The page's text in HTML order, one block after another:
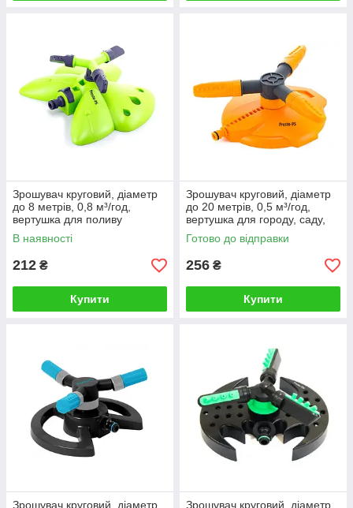
ПІДГОТОВКА ПРОЕКТУ
Наші співробітники надають послуги з
проектування системи поливу для
мешканців усієї України. Ми розробимо
комплексний проект системи, а якщо
покупець замовить комплект обладнання, ми
ТОВАРИ В НАЯВНОСТІ
Всі товари, представлені в каталозі, є в
наявності на нашому складі, завдяки чому
ми швидко обробляємо заявки та передаємо
замовлення на відправлення в мінімальні
Зрошувач круговий, діаметр
до 8 метрів, 0,8 м³/год,
вертушка для поливу
"Метелик зелений"
В наявності
212 ₴
Купити
Зрошувач круговий, діаметр
до 20 метрів, 0,5 м³/год,
вертушка для городу, саду,
газону на підставці "Яструб"
Готово до відправки
256 ₴
Купити
Зрошувач круговий, діаметр Зрошувач круговий, діаметр